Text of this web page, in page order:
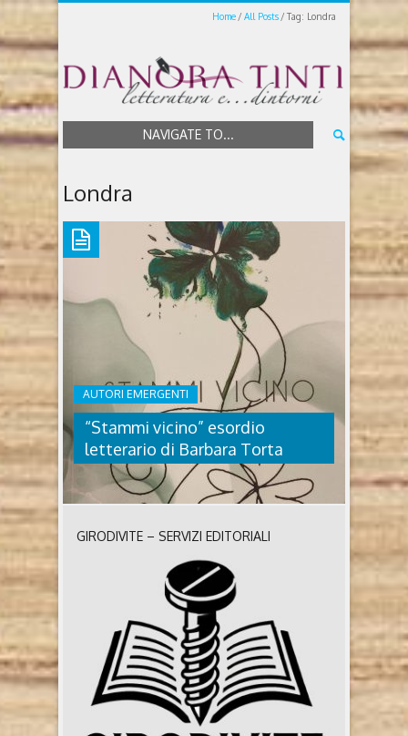
Home All Posts Tag: Londra
NAVIGATE TO...
Londra
AUTORI EMERGENTI
“Stammi vicino” esordio
letterario di Barbara Torta
“STAMMI VICINO” ESORDIO
LETTERARIO DI BARBARA TORTA
Stammi vicino di Barbara Torta Barbara Torta nasce
a Bra, sotto il segno della Zizzola, lavora come
segretaria, è volontaria AIL da 20 anni e la
domenica è una degli speakers su Radio
BraonTheRocks. Stammi vicino è il suo esordio in
narrativa. Un romanzo rosa ambientato a Londra,
dove i sentimenti sono in primo piano. ..
GIRODIVITE – SERVIZI EDITORIALI